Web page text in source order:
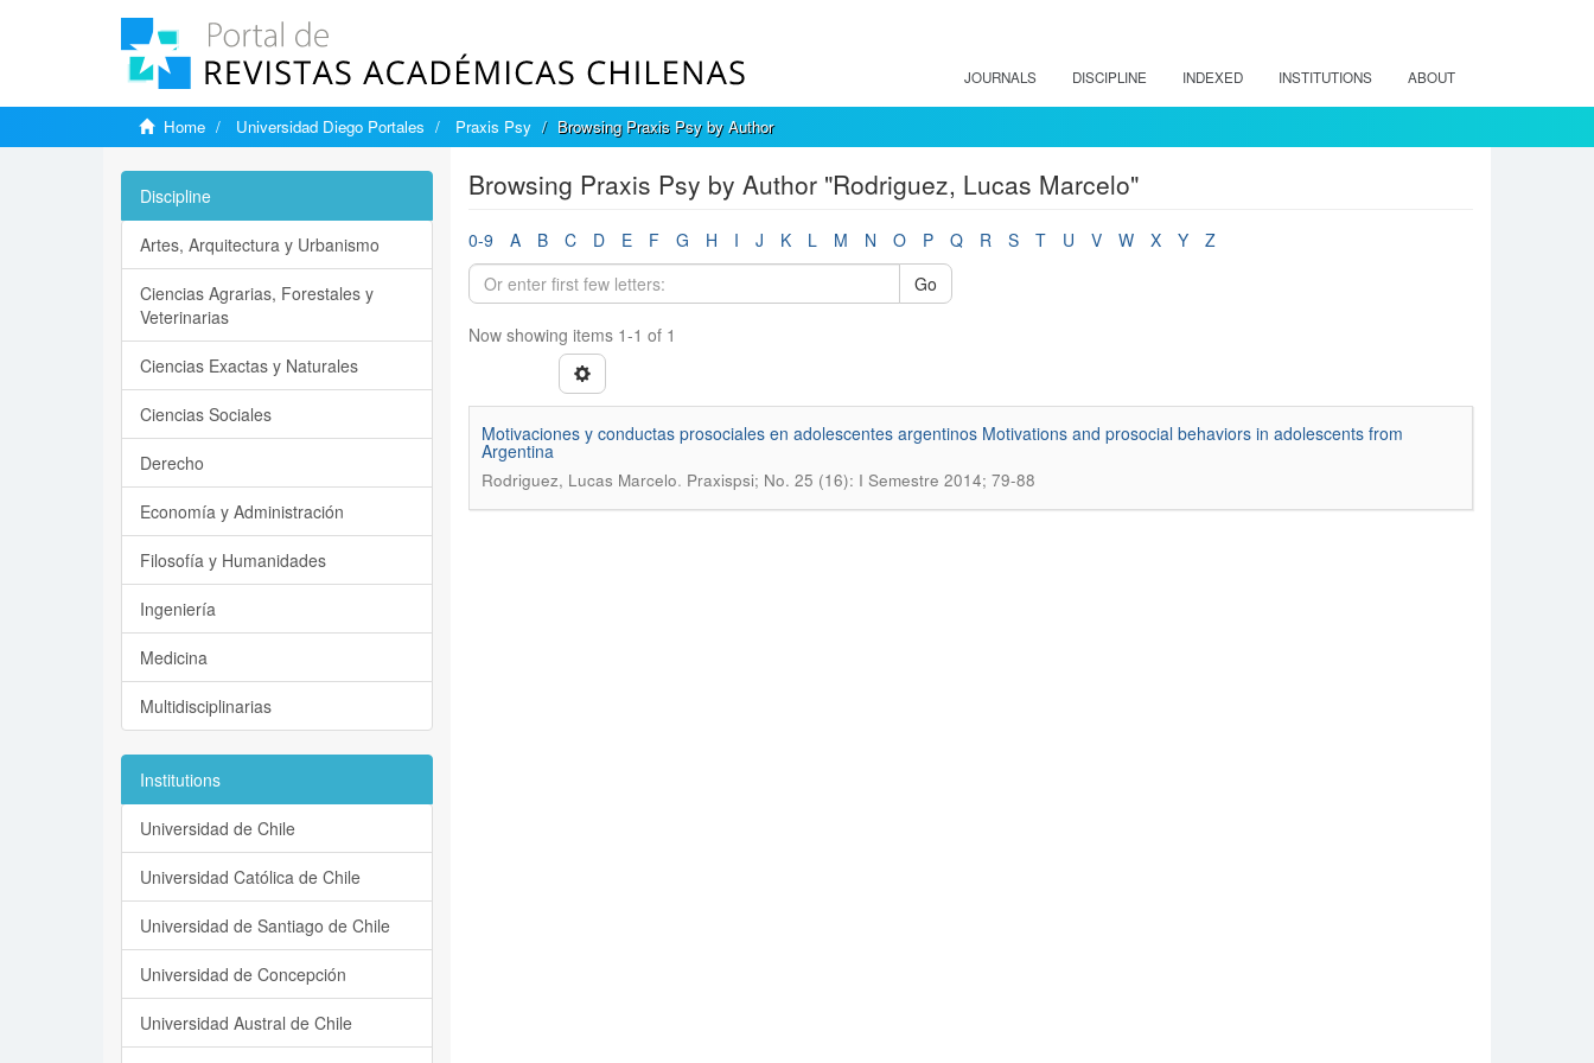
JOURNALS DISCIPLINE INDEXED INSTITUTIONS ABOUT
Home Universidad Diego Portales Praxis Psy Browsing Praxis Psy by Author
Browsing Praxis Psy by Author "Rodriguez, Lucas Marcelo"
0-9 A B C D E F G H I J K L M N O P Q R S T U V W X Y
Z
Go
Now showing items 1-1 of 1
Motivaciones y conductas prosociales en adolescentes argentinos Motivations and prosocial behaviors in adolescents from
Argentina
Rodriguez, Lucas Marcelo. Praxispsi; No. 25 (16): I Semestre 2014; 79-88
Discipline
Artes, Arquitectura y Urbanismo
Ciencias Agrarias, Forestales y
Veterinarias
Ciencias Exactas y Naturales
Ciencias Sociales
Derecho
Economía y Administración
Filosofía y Humanidades
Ingeniería
Medicina
Multidisciplinarias
Institutions
Universidad de Chile
Universidad Católica de Chile
Universidad de Santiago de Chile
Universidad de Concepción
Universidad Austral de Chile